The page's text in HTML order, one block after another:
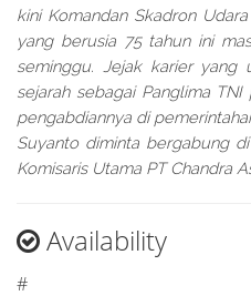
kini Komandan Skadron
yang berusia 75 tahun ini
seminggu. Jejak karier yang
sejarah sebagai Panglima
pengabdiannya di
Suyanto diminta bergabung
Komisaris Utama PT Chandra
Availability
#